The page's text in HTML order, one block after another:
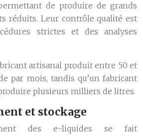
de produire de grands
réduits. Leur contrôle qualité est
strictes et des analyses
artisanal produit entre 50 et
par mois, tandis qu’un fabricant
plusieurs milliers de litres.
et stockage
des e-liquides se fait